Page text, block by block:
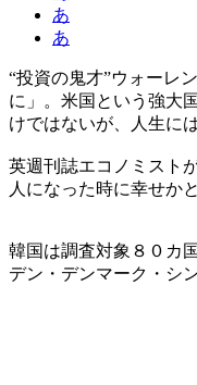
あ
あ
“投資の鬼才”ウォーレ
に」。米国という強大
けではないが、人生に
英週刊誌エコノミスト
人になった時に幸せか
韓国は調査対象８０カ
デン・デンマーク・シ